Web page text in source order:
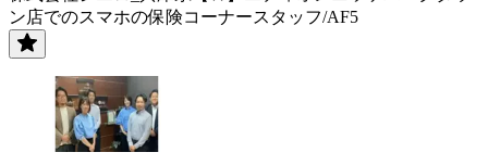
ン店でのスマホの保険コーナースタッフ/AF5